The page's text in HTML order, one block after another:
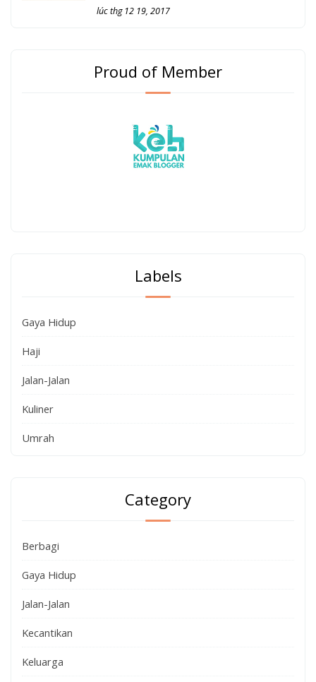
lúc thg 12 19, 2017
Proud of Member
Labels
Gaya Hidup
Haji
Jalan-Jalan
Kuliner
Umrah
Category
Berbagi
Gaya Hidup
Jalan-Jalan
Kecantikan
Keluarga